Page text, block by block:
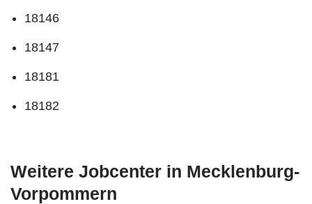
18146
18147
18181
18182
Weitere Jobcenter in Mecklenburg-
Vorpommern